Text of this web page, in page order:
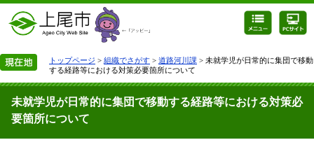
トップページ > 組織でさがす > 道路河川課 > 未就学児が日常的に集団で移動
する経路等における対策必要箇所について
未就学児が日常的に集団で移動する経路等における対策必
要箇所について